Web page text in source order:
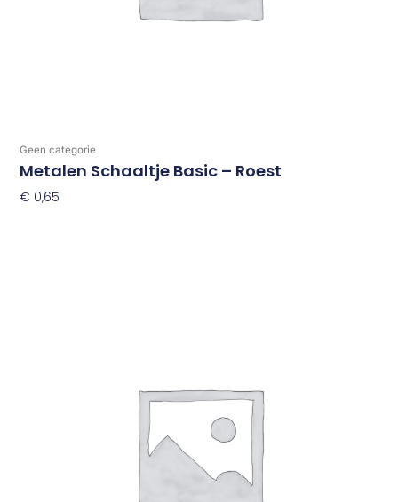
Geen categorie
Metalen Schaaltje Basic – Roest
€ 0,65